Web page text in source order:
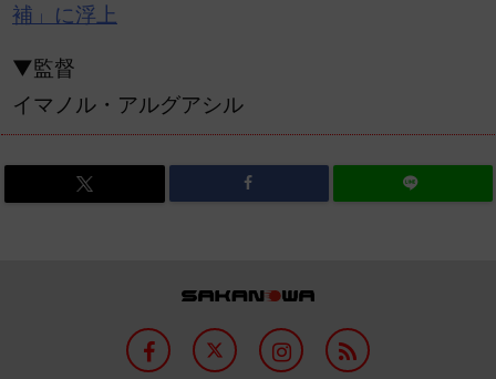
補」に浮上
▼監督
イマノル・アルグアシル